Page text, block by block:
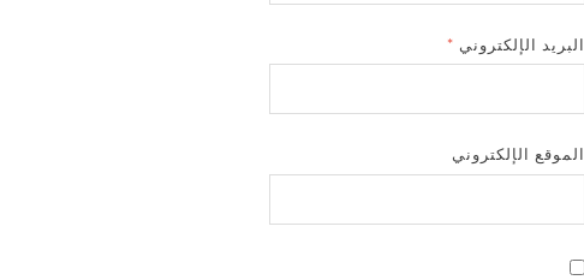
البريد الإلكتروني *
الموقع الإلكتروني